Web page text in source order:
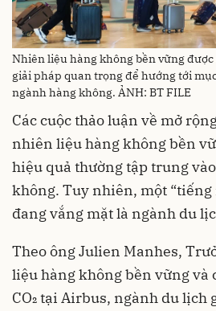
Nhiên liệu hàng không bền vững
giải pháp quan trọng để hướng tới
ngành hàng không. ẢNH: BT FILE
Các cuộc thảo luận về mở
nhiên liệu hàng không bền
hiệu quả thường tập trung
không. Tuy nhiên, một
đang vắng mặt là ngành du
Theo ông Julien Manhes,
liệu hàng không bền vững và
CO₂ tại Airbus, ngành du lịch